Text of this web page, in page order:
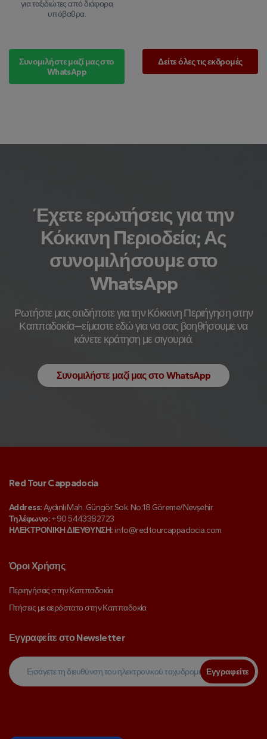
για ταξιδιώτες από διάφορα
υπόβαθρα.
Συνομιλήστε μαζί μας στο
WhatsApp
Δείτε όλες τις εκδρομές
Έχετε ερωτήσεις για την
Κόκκινη Περιοδεία; Ας
συνομιλήσουμε στο
WhatsApp
Ρωτήστε μας οτιδήποτε για την Κόκκινη Περιήγηση στην
Καππαδοκία—είμαστε εδώ για να σας βοηθήσουμε να
κάνετε κράτηση με σιγουριά.
Συνομιλήστε μαζί μας στο WhatsApp
Red Tour Cappadocia
Address:Aydınlı Mah. Güngör Sok. No:18 Göreme/Nevşehir
Τηλέφωνο:+90 5443382723
ΗΛΕΚΤΡΟΝΙΚΗ ΔΙΕΥΘΥΝΣΗ: info@redtourcappadocia.com
Όροι Χρήσης
Περιηγήσεις στην Καππαδοκία
Πτήσεις με αερόστατο στην Καππαδοκία
Εγγραφείτε στο Newsletter
Εγγραφείτε